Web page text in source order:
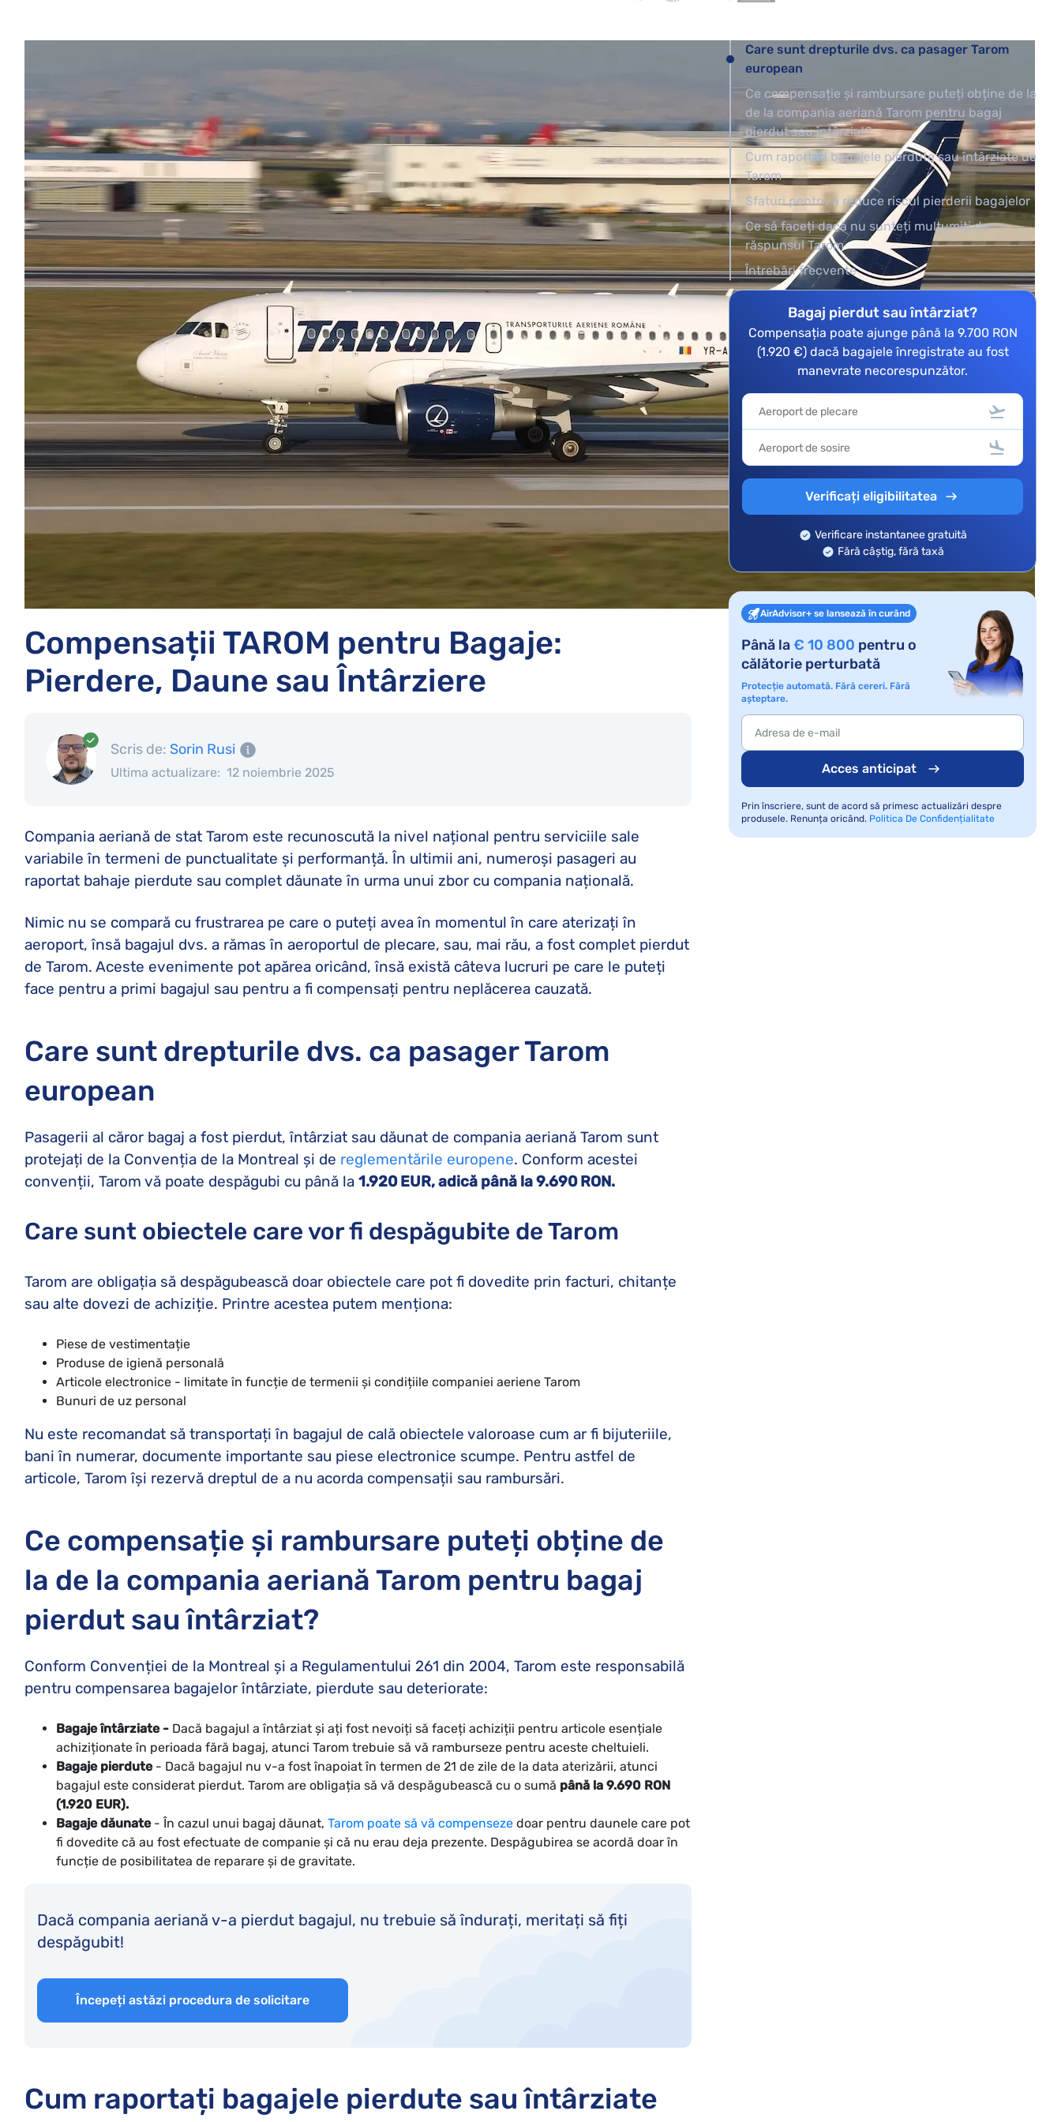
Compensații TAROM pentru Bagaje:
Pierdere, Daune sau Întârziere
Scris de: Sorin Rusi
Ultima actualizare: 12 noiembrie 2025
Compania aeriană de stat Tarom este recunoscută la nivel național pentru serviciile sale
variabile în termeni de punctualitate și performanță. În ultimii ani, numeroși pasageri au
raportat bahaje pierdute sau complet dăunate în urma unui zbor cu compania națională.
Nimic nu se compară cu frustrarea pe care o puteți avea în momentul în care aterizați în
aeroport, însă bagajul dvs. a rămas în aeroportul de plecare, sau, mai rău, a fost complet pierdut
de Tarom. Aceste evenimente pot apărea oricând, însă există câteva lucruri pe care le puteți
face pentru a primi bagajul sau pentru a fi compensați pentru neplăcerea cauzată.
Care sunt drepturile dvs. ca pasager Tarom
european
Pasagerii al căror bagaj a fost pierdut, întârziat sau dăunat de compania aeriană Tarom sunt
protejați de la Convenția de la Montreal și de reglementările europene. Conform acestei
convenții, Tarom vă poate despăgubi cu până la 1.920 EUR, adică până la 9.690 RON.
Care sunt obiectele care vor fi despăgubite de Tarom
Tarom are obligația să despăgubească doar obiectele care pot fi dovedite prin facturi, chitanțe
sau alte dovezi de achiziție. Printre acestea putem menționa:
Piese de vestimentație
Produse de igienă personală
Articole electronice - limitate în funcție de termenii și condițiile companiei aeriene Tarom
Bunuri de uz personal
Nu este recomandat să transportați în bagajul de cală obiectele valoroase cum ar fi bijuteriile,
bani în numerar, documente importante sau piese electronice scumpe. Pentru astfel de
articole, Tarom își rezervă dreptul de a nu acorda compensații sau rambursări.
Ce compensație și rambursare puteți obține de
la de la compania aeriană Tarom pentru bagaj
pierdut sau întârziat?
Conform Convenției de la Montreal și a Regulamentului 261 din 2004, Tarom este responsabilă
pentru compensarea bagajelor întârziate, pierdute sau deteriorate:
Bagaje întârziate - Dacă bagajul a întârziat și ați fost nevoiți să faceți achiziții pentru articole esențiale
achiziționate în perioada fără bagaj, atunci Tarom trebuie să vă ramburseze pentru aceste cheltuieli.
Bagaje pierdute- Dacă bagajul nu v-a fost înapoiat în termen de 21 de zile de la data aterizării, atunci
bagajul este considerat pierdut. Tarom are obligația să vă despăgubească cu o sumă până la 9.690 RON
(1.920 EUR).
Bagaje dăunate- În cazul unui bagaj dăunat, Tarom poate să vă compenseze doar pentru daunele care pot
fi dovedite că au fost efectuate de companie și că nu erau deja prezente. Despăgubirea se acordă doar în
funcție de posibilitatea de reparare și de gravitate.
Dacă compania aeriană v-a pierdut bagajul, nu trebuie să îndurați, meritați să fiți
despăgubit!
Începeți astăzi procedura de solicitare
Cum raportați bagajele pierdute sau întârziate
Care sunt drepturile dvs. ca pasager Tarom
european
Ce compensație și rambursare puteți obține de la
de la compania aeriană Tarom pentru bagaj
pierdut sau întârziat?
Cum raportați bagajele pierdute sau întârziate de
Tarom
Sfaturi pentru a reduce riscul pierderii bagajelor
Ce să faceți dacă nu sunteți mulțumiți de
răspunsul Tarom
Întrebări frecvente
Bagaj pierdut sau întârziat?
Compensația poate ajunge până la 9.700 RON
(1.920 €) dacă bagajele înregistrate au fost
manevrate necorespunzător.
Verificați eligibilitatea
Verificare instantanee gratuită
Fără câștig, fără taxă
AirAdvisor+ se lansează în curând
Până la€ 10 800 pentru o
călătorie perturbată
Protecție automată. Fără cereri. Fără
așteptare.
Acces anticipat
Prin înscriere, sunt de acord să primesc actualizări despre
produsele. Renunța oricând. Politica De Confidențialitate